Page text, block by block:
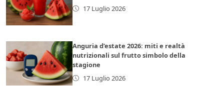
17 Luglio 2026
Anguria d’estate 2026: miti e realtà
nutrizionali sul frutto simbolo della
stagione
17 Luglio 2026